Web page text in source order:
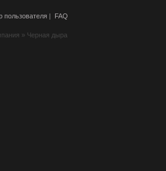
пользователя | FAQ
» Черная дыра